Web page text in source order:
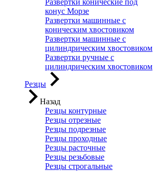
Развертки конические под
конус Морзе
Развертки машинные с
коническим хвостовиком
Развертки машинные с
цилиндрическим хвостовиком
Развертки ручные с
цилиндрическим хвостовиком
Резцы
Назад
Резцы контурные
Резцы отрезные
Резцы подрезные
Резцы проходные
Резцы расточные
Резцы резьбовые
Резцы строгальные